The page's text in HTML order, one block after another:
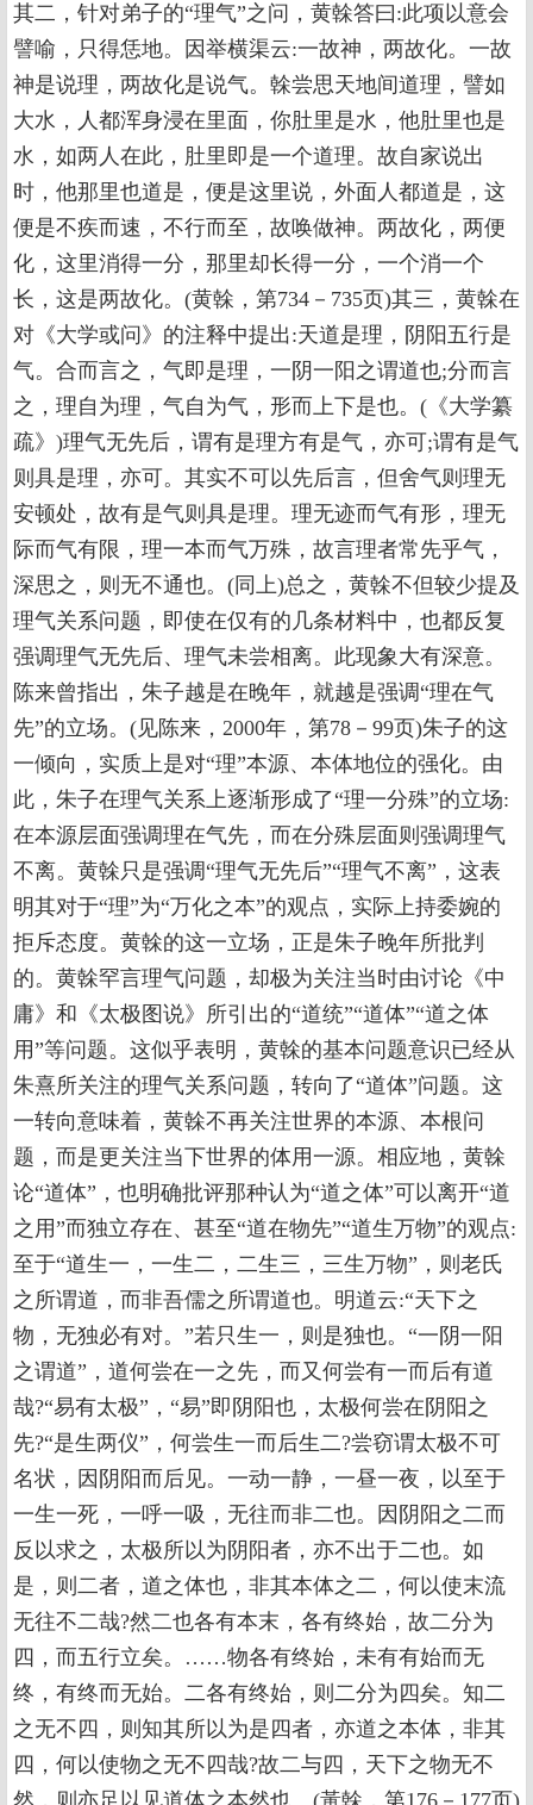
其二，针对弟子的“理气”之问，黄榦答曰:此项以意会
譬喻，只得恁地。因举横渠云:一故神，两故化。一故
神是说理，两故化是说气。榦尝思天地间道理，譬如
大水，人都浑身浸在里面，你肚里是水，他肚里也是
水，如两人在此，肚里即是一个道理。故自家说出
时，他那里也道是，便是这里说，外面人都道是，这
便是不疾而速，不行而至，故唤做神。两故化，两便
化，这里消得一分，那里却长得一分，一个消一个
长，这是两故化。(黄榦，第734－735页)其三，黄榦在
对《大学或问》的注释中提出:天道是理，阴阳五行是
气。合而言之，气即是理，一阴一阳之谓道也;分而言
之，理自为理，气自为气，形而上下是也。(《大学纂
疏》)理气无先后，谓有是理方有是气，亦可;谓有是气
则具是理，亦可。其实不可以先后言，但舍气则理无
安顿处，故有是气则具是理。理无迹而气有形，理无
际而气有限，理一本而气万殊，故言理者常先乎气，
深思之，则无不通也。(同上)总之，黄榦不但较少提及
理气关系问题，即使在仅有的几条材料中，也都反复
强调理气无先后、理气未尝相离。此现象大有深意。
陈来曾指出，朱子越是在晚年，就越是强调“理在气
先”的立场。(见陈来，2000年，第78－99页)朱子的这
一倾向，实质上是对“理”本源、本体地位的强化。由
此，朱子在理气关系上逐渐形成了“理一分殊”的立场:
在本源层面强调理在气先，而在分殊层面则强调理气
不离。黄榦只是强调“理气无先后”“理气不离”，这表
明其对于“理”为“万化之本”的观点，实际上持委婉的
拒斥态度。黄榦的这一立场，正是朱子晚年所批判
的。黄榦罕言理气问题，却极为关注当时由讨论《中
庸》和《太极图说》所引出的“道统”“道体”“道之体
用”等问题。这似乎表明，黄榦的基本问题意识已经从
朱熹所关注的理气关系问题，转向了“道体”问题。这
一转向意味着，黄榦不再关注世界的本源、本根问
题，而是更关注当下世界的体用一源。相应地，黄榦
论“道体”，也明确批评那种认为“道之体”可以离开“道
之用”而独立存在、甚至“道在物先”“道生万物”的观点:
至于“道生一，一生二，二生三，三生万物”，则老氏
之所谓道，而非吾儒之所谓道也。明道云:“天下之
物，无独必有对。”若只生一，则是独也。“一阴一阳
之谓道”，道何尝在一之先，而又何尝有一而后有道
哉?“易有太极”，“易”即阴阳也，太极何尝在阴阳之
先?“是生两仪”，何尝生一而后生二?尝窃谓太极不可
名状，因阴阳而后见。一动一静，一昼一夜，以至于
一生一死，一呼一吸，无往而非二也。因阴阳之二而
反以求之，太极所以为阴阳者，亦不出于二也。如
是，则二者，道之体也，非其本体之二，何以使末流
无往不二哉?然二也各有本末，各有终始，故二分为
四，而五行立矣。……物各有终始，未有有始而无
终，有终而无始。二各有终始，则二分为四矣。知二
之无不四，则知其所以为是四者，亦道之本体，非其
四，何以使物之无不四哉?故二与四，天下之物无不
然，则亦足以见道体之本然也。(黃榦，第176－177页)